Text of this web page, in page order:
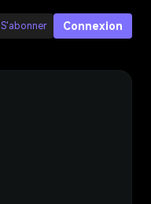
S'abonner Connexion